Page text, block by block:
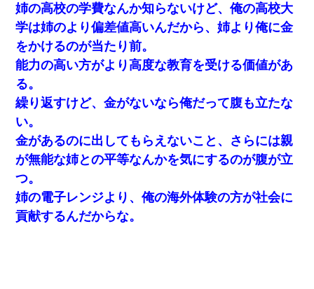
３２歳俺「ずっと好きでした！！付き合って下さい！」 ２５歳
彼女「うん！！絶対幸せになろうね！！！！」 → ７年後ｗｗ
ｗｗｗ
彼女との行為を録画した結果→衝撃の事実が判明したｗｗｗｗｗ
ｗ
って言ったら・・・
【クズ】昔、兄がお見合いして「ブスすぎｗｗｗ」と断った女性
のお古ですが気分はどう？」とメールを送った→
見合いにて。嫁「はじめまして」俺「失礼ですが○○さんご本人で
姉の高校の学費なんか知らないけど、俺の高校大
学は姉のより偏差値高いんだから、姉より俺に金
をかけるのが当たり前。
能力の高い方がより高度な教育を受ける価値があ
る。
繰り返すけど、金がないなら俺だって腹も立たな
い。
金があるのに出してもらえないこと、さらには親
が無能な姉との平等なんかを気にするのが腹が立
つ。
姉の電子レンジより、俺の海外体験の方が社会に
貢献するんだからな。